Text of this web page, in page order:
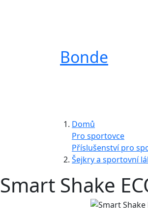
Bonde
Domů
Pro sportovce
Příslušenství pro
Šejkry a sportovní
Smart Shake